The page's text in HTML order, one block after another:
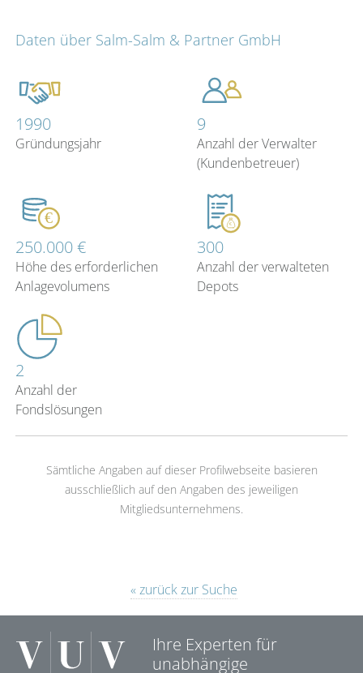
Daten über Salm-Salm & Partner GmbH
1990
Gründungsjahr
9
Anzahl der Verwalter
(Kundenbetreuer)
250.000 €
Höhe des erforderlichen
Anlagevolumens
300
Anzahl der verwalteten
Depots
2
Anzahl der
Fondslösungen
Sämtliche Angaben auf dieser Profilwebseite basieren
ausschließlich auf den Angaben des jeweiligen
Mitgliedsunternehmens.
« zurück zur Suche
Ihre Experten für
unabhängige